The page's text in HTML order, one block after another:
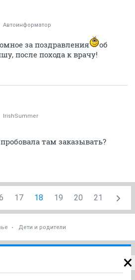
Автоинформатор
за поздравления
об
после похода к врачу!
IrishSummer
там заказывать?
17 18 19 20 21
Дети и родители